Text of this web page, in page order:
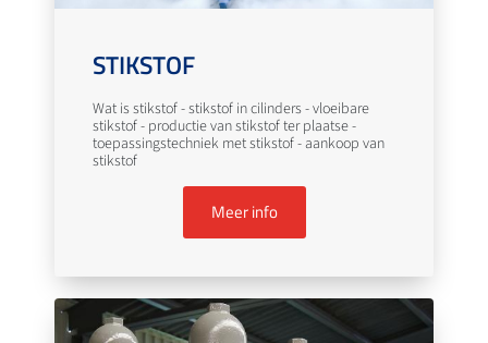
STIKSTOF
Wat is stikstof - stikstof in cilinders - vloeibare
stikstof - productie van stikstof ter plaatse -
toepassingstechniek met stikstof - aankoop van
stikstof
Meer info